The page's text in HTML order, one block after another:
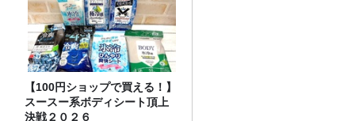
【100円ショップで買える！】
スースー系ボディシート頂上
決戦２０２６